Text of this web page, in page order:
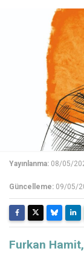
Yayınlanma: 08/05/
Güncelleme: 09/05/
Furkan